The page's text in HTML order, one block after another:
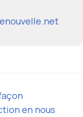
en nous